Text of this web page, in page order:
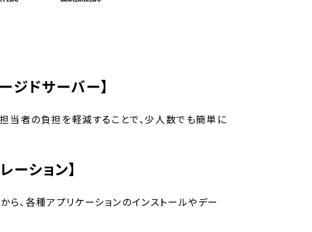
ジドサーバー】
当者の負担を軽減することで、少人数でも簡単に
ション】
、各種アプリケーションのインストールやデー